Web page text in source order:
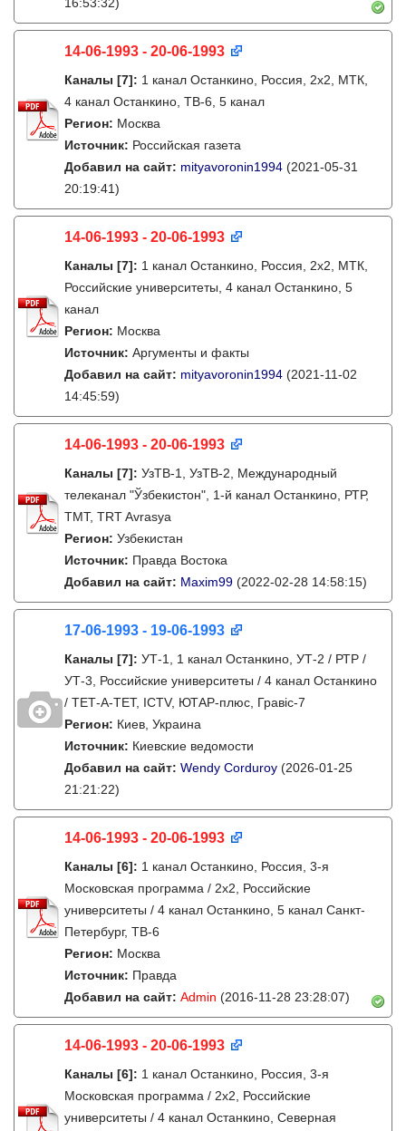
14-06-1993 - 20-06-1993
Каналы [7]: 1 канал Останкино, Россия, 2х2, МТК,
4 канал Останкино, ТВ-6, 5 канал
Регион: Москва
Источник: Российская газета
Добавил на сайт: mityavoronin1994 (2021-05-31
20:19:41)
14-06-1993 - 20-06-1993
Каналы [7]: 1 канал Останкино, Россия, 2х2, МТК,
Российские университеты, 4 канал Останкино, 5
канал
Регион: Москва
Источник: Аргументы и факты
Добавил на сайт: mityavoronin1994 (2021-11-02
14:45:59)
14-06-1993 - 20-06-1993
Каналы [7]: УзТВ-1, УзТВ-2, Международный
телеканал "Ўзбекистон", 1-й канал Останкино, РТР,
ТМТ, TRT Avrasya
Регион: Узбекистан
Источник: Правда Востока
Добавил на сайт: Maxim99 (2022-02-28 14:58:15)
17-06-1993 - 19-06-1993
Каналы [7]: УТ-1, 1 канал Останкино, УТ-2 / РТР /
УТ-3, Российские университеты / 4 канал Останкино
/ ТЕТ-А-ТЕТ, ICTV, ЮТАР-плюс, Гравіс-7
Регион: Киев, Украина
Источник: Киевские ведомости
Добавил на сайт: Wendy Corduroy (2026-01-25
21:21:22)
14-06-1993 - 20-06-1993
Каналы [6]: 1 канал Останкино, Россия, 3-я
Московская программа / 2x2, Российские
университеты / 4 канал Останкино, 5 канал Санкт-
Петербург, ТВ-6
Регион: Москва
Источник: Правда
Добавил на сайт: Admin (2016-11-28 23:28:07)
14-06-1993 - 20-06-1993
Каналы [6]: 1 канал Останкино, Россия, 3-я
Московская программа / 2x2, Российские
университеты / 4 канал Останкино, Северная